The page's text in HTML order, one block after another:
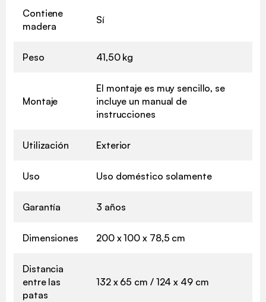
Contiene
madera
Sí
Peso 41,50 kg
Montaje
El montaje es muy sencillo, se
incluye un manual de
instrucciones
Utilización Exterior
Uso Uso doméstico solamente
Garantía 3 años
Dimensiones 200 x 100 x 78,5 cm
Distancia
entre las
patas
132 x 65 cm / 124 x 49 cm